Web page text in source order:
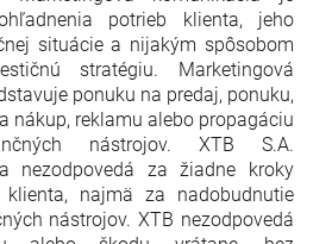
potrieb klienta, jeho
situácie a nijakým spôsobom
stratégiu. Marketingová
ponuku na predaj, ponuku,
nákup, reklamu alebo propagáciu
nástrojov. XTB S.A.
nezodpovedá za žiadne kroky
najmä za nadobudnutie
nástrojov. XTB nezodpovedá